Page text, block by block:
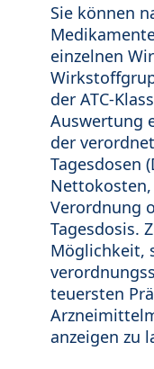
Sie können
einzelnen
der ATC-
Auswertung
der
Tagesdosen
Verordnung
Tagesdosis.
Möglichkeit,
teuersten
anzeigen zu